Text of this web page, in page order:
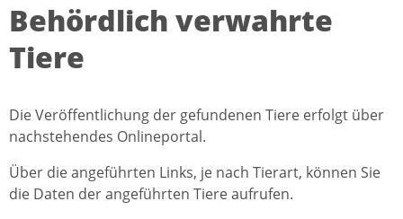
Behördlich verwahrte
Tiere
Die Veröffentlichung der gefundenen Tiere erfolgt über
nachstehendes Onlineportal.
Über die angeführten Links, je nach Tierart, können Sie
die Daten der angeführten Tiere aufrufen.